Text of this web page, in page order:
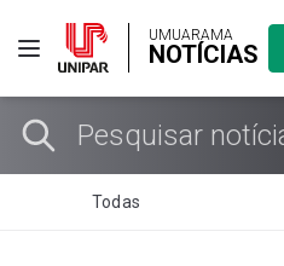
UMUARAMA
NOTÍCIAS
Todas